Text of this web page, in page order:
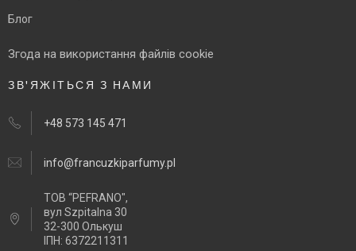
Блог
Згода на використання файлів cookie
ЗВ'ЯЖІТЬСЯ З НАМИ
+48 573 145 471
info@francuzkiparfumy.pl
ТОВ “PEFRANO",
вул Szpitalna 30
32-300 Олькуш
ІПН: 6372211311